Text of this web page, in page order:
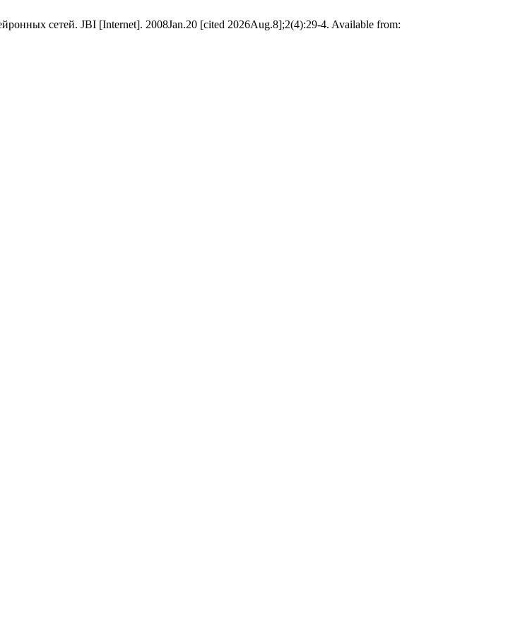
сетей. JBI [Internet]. 2008Jan.20 [cited 2026Aug.8];2(4):29-4. Available from: